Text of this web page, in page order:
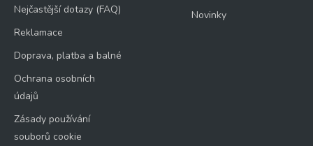
Nejčastější dotazy (FAQ)
Reklamace
Doprava, platba a balné
Ochrana osobních
údajů
Zásady používání
souborů cookie
Novinky